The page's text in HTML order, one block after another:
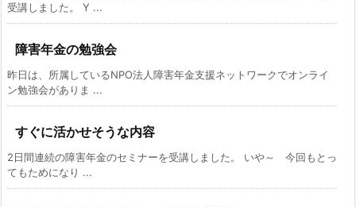
受講しました。 Y ...
障害年金の勉強会
昨日は、所属しているNPO法人障害年金支援ネットワークでオンライ
ン勉強会がありま ...
すぐに活かせそうな内容
2日間連続の障害年金のセミナーを受講しました。 いや～ 今回もとっ
てもためになり ...